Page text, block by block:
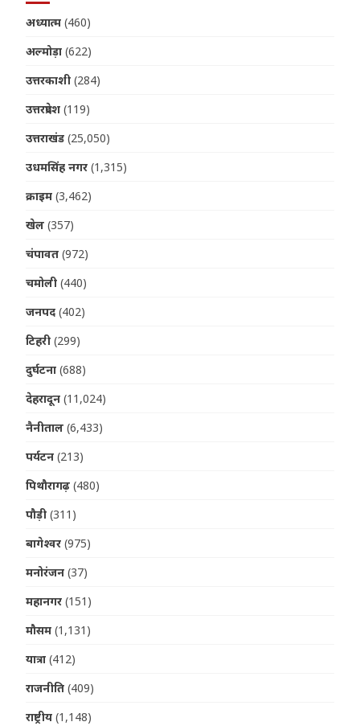
अध्यात्म (460)
अल्मोड़ा (622)
उत्तरकाशी (284)
उत्तरप्रदेश (119)
उत्तराखंड (25,050)
उधमसिंह नगर (1,315)
क्राइम (3,462)
खेल (357)
चंपावत (972)
चमोली (440)
जनपद (402)
टिहरी (299)
दुर्घटना (688)
देहरादून (11,024)
नैनीताल (6,433)
पर्यटन (213)
पिथौरागढ़ (480)
पौड़ी (311)
बागेश्वर (975)
मनोरंजन (37)
महानगर (151)
मौसम (1,131)
यात्रा (412)
राजनीति (409)
राष्ट्रीय (1,148)